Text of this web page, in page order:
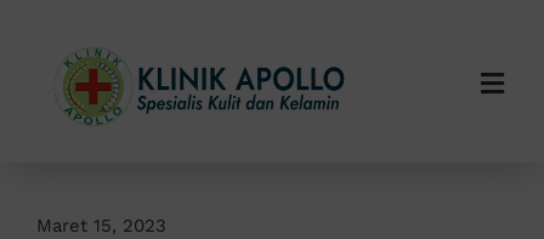
content
Maret 15, 2023